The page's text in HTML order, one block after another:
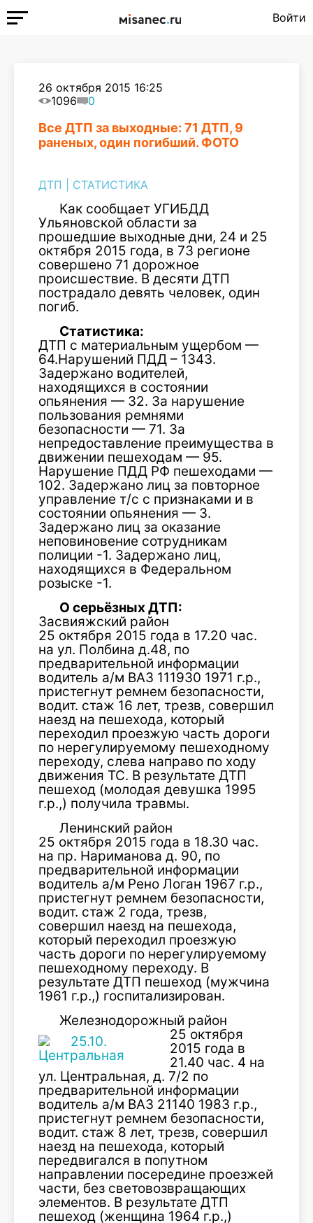
Войти
26 октября 2015 16:25
1096
0
Все ДТП за выходные: 71 ДТП, 9
раненых, один погибший. ФОТО
ДТП СТАТИСТИКА
Как сообщает УГИБДД
Ульяновской области за
прошедшие выходные дни, 24 и 25
октября 2015 года, в 73 регионе
совершено 71 дорожное
происшествие. В десяти ДТП
пострадало девять человек, один
погиб.
Статистика:
ДТП с материальным ущербом —
64.Нарушений ПДД – 1343.
Задержано водителей,
находящихся в состоянии
опьянения — 32. За нарушение
пользования ремнями
безопасности — 71. За
непредоставление преимущества в
движении пешеходам — 95.
Нарушение ПДД РФ пешеходами —
102. Задержано лиц за повторное
управление т/с с признаками и в
состоянии опьянения — 3.
Задержано лиц за оказание
неповиновение сотрудникам
полиции -1. Задержано лиц,
находящихся в Федеральном
розыске -1.
О серьёзных ДТП:
Засвияжский район
25 октября 2015 года в 17.20 час.
на ул. Полбина д.48, по
предварительной информации
водитель а/м ВАЗ 111930 1971 г.р.,
пристегнут ремнем безопасности,
водит. стаж 16 лет, трезв, совершил
наезд на пешехода, который
переходил проезжую часть дороги
по нерегулируемому пешеходному
переходу, слева направо по ходу
движения ТС. В результате ДТП
пешеход (молодая девушка 1995
г.р.,) получила травмы.
Ленинский район
25 октября 2015 года в 18.30 час.
на пр. Нариманова д. 90, по
предварительной информации
водитель а/м Рено Логан 1967 г.р.,
пристегнут ремнем безопасности,
водит. стаж 2 года, трезв,
совершил наезд на пешехода,
который переходил проезжую
часть дороги по нерегулируемому
пешеходному переходу. В
результате ДТП пешеход (мужчина
1961 г.р.,) госпитализирован.
Железнодорожный район
25 октября
2015 года в
21.40 час. 4 на
ул. Центральная, д. 7/2 по
предварительной информации
водитель а/м ВАЗ 21140 1983 г.р.,
пристегнут ремнем безопасности,
водит. стаж 8 лет, трезв, совершил
наезд на пешехода, который
передвигался в попутном
направлении посередине проезжей
части, без световозвращающих
элементов. В результате ДТП
пешеход (женщина 1964 г.р.,)